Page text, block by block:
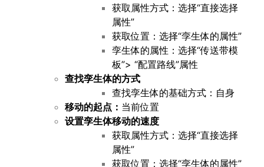
获取属性方式：选择“直接选择
属性”
获取位置：选择“孪生体的属性”
孪生体的属性：选择“传送带模
板”> “配置路线”属性
查找孪生体的方式
查找孪生体的基础方式：自身
移动的起点： 当前位置
设置孪生体移动的速度
获取属性方式：选择“直接选择
属性”
获取位置：选择“孪生体的属性”